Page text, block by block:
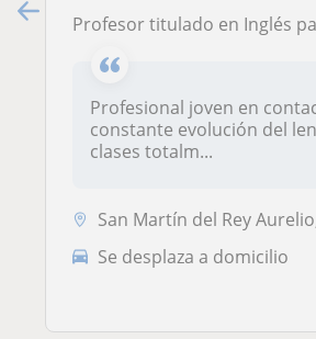
Profesor titulado en Inglés para todo tipo de perfiles y niveles
Profesional joven en
constante evolución del
clases totalm...
San Martín del Rey Aurelio, Bimenes,
Se desplaza a domicilio